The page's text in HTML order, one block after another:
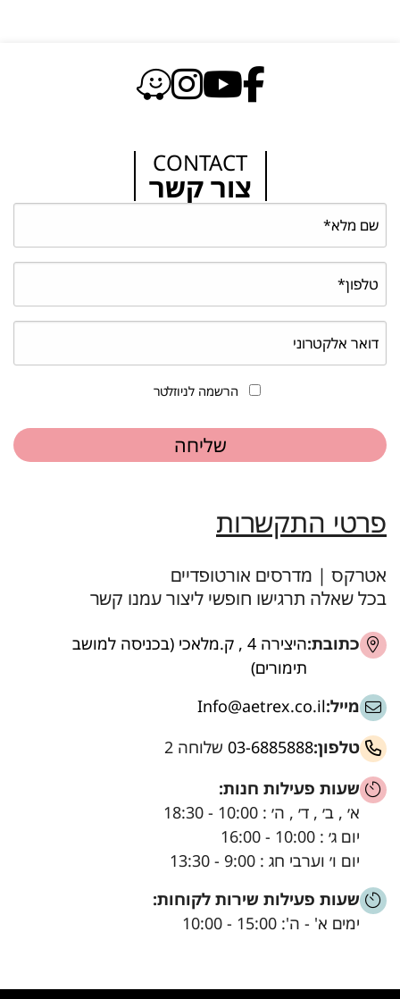
CONTACT
צור קשר
הרשמה לניוזלטר
פרטי התקשרות
אטרקס | מדרסים אורטופדיים
בכל שאלה תרגישו חופשי ליצור עמנו קשר
כתובת:
היצירה 4 , ק.מלאכי (בכניסה למושב
תימורים)
מייל:Info@aetrex.co.il
טלפון:03-6885888 שלוחה 2
שעות פעילות חנות:
א׳ , ב׳ , ד׳ , ה׳ : 10:00 - 18:30
יום ג׳ : 10:00 - 16:00
יום ו׳ וערבי חג : 9:00 - 13:30
שעות פעילות שירות לקוחות:
ימים א' - ה': 15:00 - 10:00